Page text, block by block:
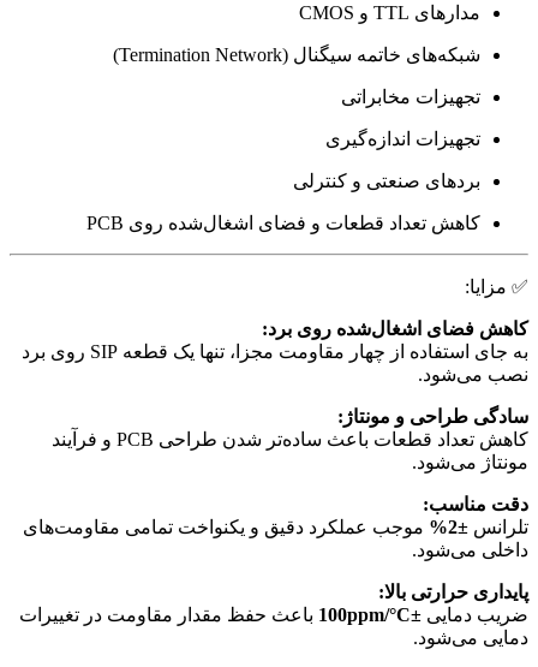
مدارهای TTL و CMOS
شبکه‌های خاتمه سیگنال (Termination Network)
تجهیزات مخابراتی
تجهیزات اندازه‌گیری
بردهای صنعتی و کنترلی
کاهش تعداد قطعات و فضای اشغال‌شده روی PCB
✅ مزایا:
کاهش فضای اشغال‌شده روی برد:
به جای استفاده از چهار مقاومت مجزا، تنها یک قطعه SIP روی برد
نصب می‌شود.
سادگی طراحی و مونتاژ:
کاهش تعداد قطعات باعث ساده‌تر شدن طراحی PCB و فرآیند
مونتاژ می‌شود.
دقت مناسب:
تلرانس ±2%
موجب عملکرد دقیق و یکنواخت تمامی مقاومت‌های
داخلی می‌شود.
پایداری حرارتی بالا:
ضریب دمایی ±100ppm/°C
باعث حفظ مقدار مقاومت در تغییرات
دمایی می‌شود.